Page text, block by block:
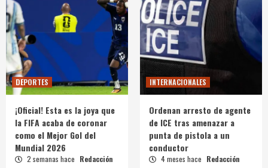
DEPORTES
¡Oficial! Esta es la joya que
la FIFA acaba de coronar
como el Mejor Gol del
Mundial 2026
2 semanas hace Redacción
INTERNACIONALES
Ordenan arresto de agente
de ICE tras amenazar a
punta de pistola a un
conductor
4 meses hace Redacción